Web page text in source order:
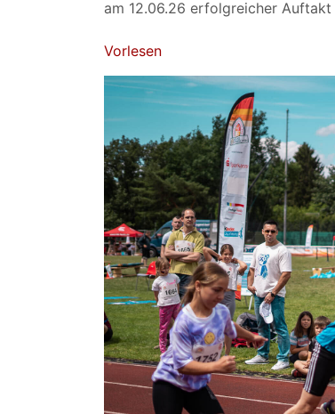
am 12.06.26 erfolgreicher Auftakt
Vorlesen